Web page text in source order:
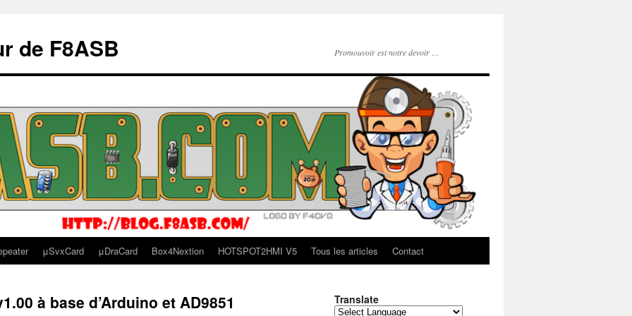
de F8ASB Promouvoir est notre devoir …
μSvxCard μDraCard Box4Nextion HOTSPOT2HMI V5 Tous les articles Contact
à base d’Arduino et AD9851 Translate